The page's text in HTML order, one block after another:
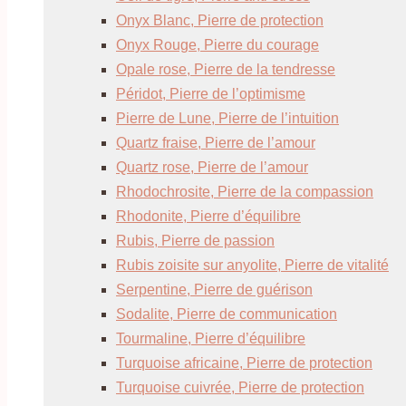
Onyx Blanc, Pierre de protection
Onyx Rouge, Pierre du courage
Opale rose, Pierre de la tendresse
Péridot, Pierre de l’optimisme
Pierre de Lune, Pierre de l’intuition
Quartz fraise, Pierre de l’amour
Quartz rose, Pierre de l’amour
Rhodochrosite, Pierre de la compassion
Rhodonite, Pierre d’équilibre
Rubis, Pierre de passion
Rubis zoisite sur anyolite, Pierre de vitalité
Serpentine, Pierre de guérison
Sodalite, Pierre de communication
Tourmaline, Pierre d’équilibre
Turquoise africaine, Pierre de protection
Turquoise cuivrée, Pierre de protection